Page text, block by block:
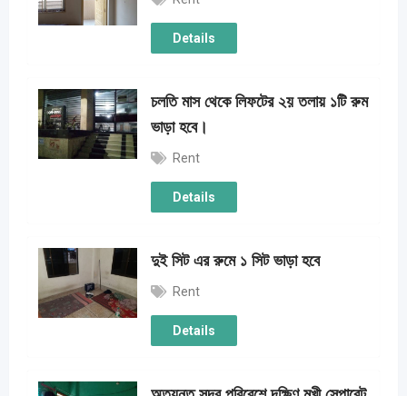
Details
চলতি মাস থেকে লিফটের ২য় তলায় ১টি রুম
ভাড়া হবে।
Rent
Details
দুই সিট এর রুমে ১ সিট ভাড়া হবে
Rent
Details